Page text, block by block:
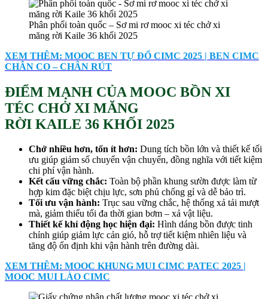
Phân phối toàn quốc – Sơ mi rơ mooc xi téc chở xi
măng rời Kaile 36 khối 2025
XEM THÊM: MOOC BEN TỰ ĐỔ CIMC 2025 | BEN CIMC
CHÂN CO – CHÂN RÚT
ĐIỂM MẠNH CỦA MOOC BỒN XI
TÉC CHỞ XI MĂNG
RỜI KAILE 36 KHỐI 2025
Chở nhiều hơn, tốn ít hơn: Dung tích bồn lớn và thiết kế tối
ưu giúp giảm số chuyến vận chuyển, đồng nghĩa với tiết kiệm
chi phí vận hành.
Kết cấu vững chắc: Toàn bộ phần khung sườn được làm từ
hợp kim đặc biệt chịu lực, sơn phủ chống gỉ và dễ bảo trì.
Tối ưu vận hành: Trục sau vững chắc, hệ thống xả tải mượt
mà, giảm thiểu tối đa thời gian bơm – xả vật liệu.
Thiết kế khí động học hiện đại: Hình dáng bồn được tinh
chỉnh giúp giảm lực cản gió, hỗ trợ tiết kiệm nhiên liệu và
tăng độ ổn định khi vận hành trên đường dài.
XEM THÊM: MOOC KHUNG MUI CIMC PATEC 2025 |
MOOC MUI LÀO CIMC